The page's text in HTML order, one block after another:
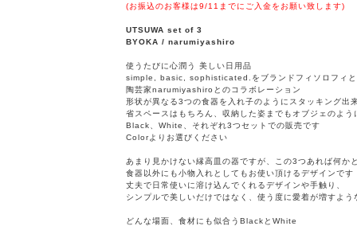
(お振込のお客様は9/11までにご入金をお願い致します)
UTSUWA set of 3
BYOKA / narumiyashiro
使うたびに心潤う 美しい日用品
simple, basic, sophisticated.をブランドフィソロフィと
陶芸家narumiyashiroとのコラボレーション
形状が異なる3つの食器を入れ子のようにスタッキング出
省スペースはもちろん、収納した姿までもオブジェのよう
Black、White、それぞれ3つセットでの販売です
Colorよりお選びください
あまり見かけない縁高皿の器ですが、この3つあれば何か
食器以外にも小物入れとしてもお使い頂けるデザインです
丈夫で日常使いに溶け込んでくれるデザインや手触り、
シンプルで美しいだけではなく、使う度に愛着が増すよう
どんな場面、食材にも似合うBlackとWhite